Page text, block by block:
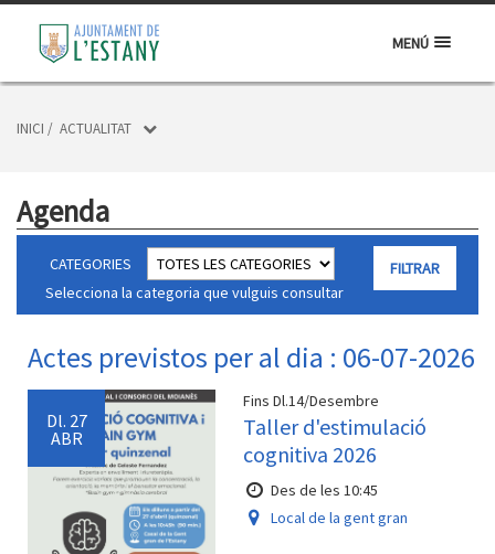
MENÚ
INICI / ACTUALITAT
Agenda
CATEGORIES
Selecciona la categoria que vulguis consultar
Actes previstos per al dia : 06-07-2026
Dl. 27
ABR
Fins Dl.14/Desembre
Taller d'estimulació
cognitiva 2026
Des de les 10:45
Local de la gent gran